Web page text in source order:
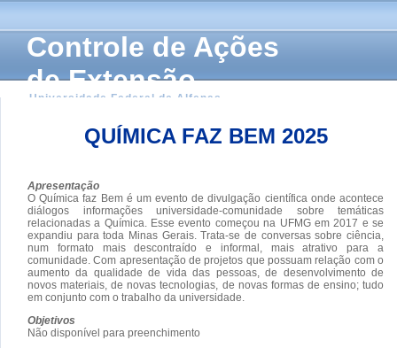
Controle de Ações
de Extensão
Universidade Federal de Alfenas
QUÍMICA FAZ BEM 2025
Apresentação
O Química faz Bem é um evento de divulgação científica onde acontece
diálogos informações universidade-comunidade sobre temáticas
relacionadas a Química. Esse evento começou na UFMG em 2017 e se
expandiu para toda Minas Gerais. Trata-se de conversas sobre ciência,
num formato mais descontraído e informal, mais atrativo para a
comunidade. Com apresentação de projetos que possuam relação com o
aumento da qualidade de vida das pessoas, de desenvolvimento de
novos materiais, de novas tecnologias, de novas formas de ensino; tudo
em conjunto com o trabalho da universidade.
Objetivos
Não disponível para preenchimento